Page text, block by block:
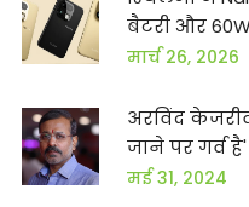
बैटरी और 60W
मार्च 26, 2026
अरविंद
जाने पर गर्व है'
मई 31, 2024